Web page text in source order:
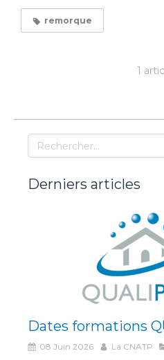
remorque
1
Rechercher
Derniers articles
Dates formations
08 Juin 2026 La CNATP